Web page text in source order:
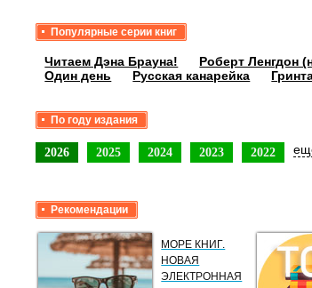
Популярные серии книг
Читаем Дэна Брауна! Роберт Ленгдон
Один день
Русская канарейка
По году издания
2026 2025 2024 2023 2022
Рекомендации
МОРЕ КНИГ.
НОВАЯ
ЭЛЕКТРОННАЯ